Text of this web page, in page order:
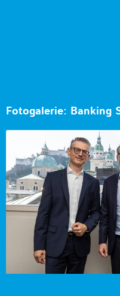
Fotogalerie: Banking